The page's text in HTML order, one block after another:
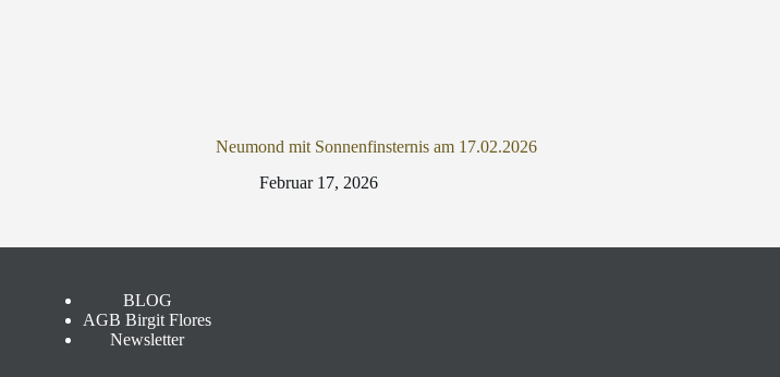
Neumond mit Sonnenfinsternis am 17.02.2026
Februar 17, 2026
BLOG
AGB Birgit Flores
Newsletter